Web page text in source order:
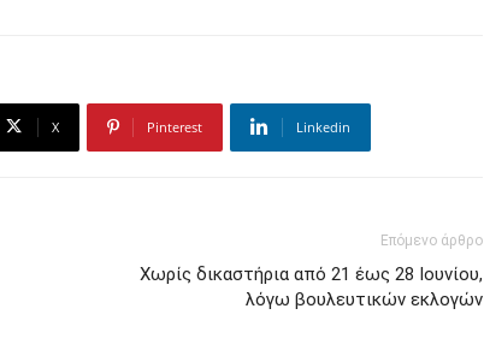
X Pinterest Linkedin
Επόμενο άρθρο
Χωρίς δικαστήρια από 21 έως 28 Ιουνίου,
λόγω βουλευτικών εκλογών